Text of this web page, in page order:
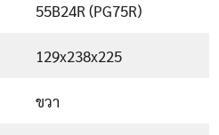
55B24R (PG75R)
129x238x225
ขวา